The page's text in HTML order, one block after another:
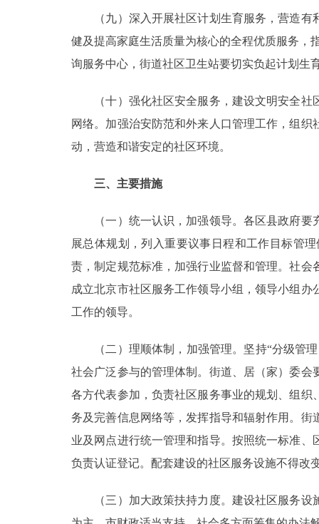
（九）深入开展社区计划生育服务，营造有
健及提高家庭生活质量为核心的全程优质服务，
询服务中心，街道社区卫生站要切实负起计划生
（十）强化社区安全服务，建设文明安全社
网络。加强治安防范和外来人口管理工作，组
动，营造和谐安定的社区环境。
三、主要措施
（一）统一认识，加强领导。各区县政府要
展总体规划，列入重要议事日程和工作目标管
责，制定规范标准，加强行业监督和管理。社
成立北京市社区服务工作领导小组，领导小组
工作的领导。
（二）理顺体制，加强管理。坚持“分级管理
社会广泛参与的管理体制。街道、居（家）委
各方代表参加，负责社区服务事业的规划、组
务及完善信息网络等，发挥指导和辐射作用。
业及网点进行统一管理和指导。按照统一标准
负责认证登记。配套建设的社区服务设施不得改
（三）加大政策扶持力度。建设社区服务设